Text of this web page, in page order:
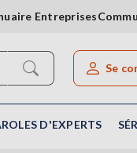
Entreprises
Rechercher un
Se
D'EXPERTS